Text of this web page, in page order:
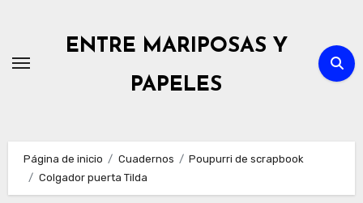
contenido
ENTRE MARIPOSAS Y
PAPELES
Página de inicio Cuadernos
Poupurri de scrapbook
Colgador puerta Tilda